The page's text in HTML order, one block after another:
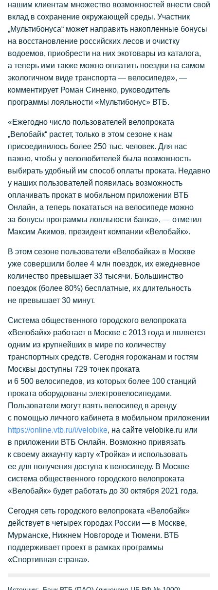
нашим клиентам множество возможностей внести свой
вклад в сохранение окружающей среды. Участник
„Мультибонуса“ может направить накопленные бонусы
на восстановление российских лесов и очистку
водоемов, приобрести на них экотовары из каталога,
а теперь ими также можно оплатить поездки на самом
экологичном виде транспорта — велосипеде», —
комментирует Роман Синенко, руководитель
программы лояльности «Мультибонус» ВТБ.
«Ежегодно число пользователей велопроката
„Велобайк“ растет, только в этом сезоне к нам
присоединилось более 250 тыс. человек. Для нас
важно, чтобы у велолюбителей была возможность
выбирать удобный им способ оплаты проката. Недавно
у наших пользователей появилась возможность
оплачивать прокат в мобильном приложении ВТБ
Онлайн, а теперь покататься на велосипеде можно
за бонусы программы лояльности банка», — отметил
Максим Акимов, президент компании «Велобайк».
В этом сезоне пользователи «Велобайка» в Москве
уже совершили более 4 млн поездок, их ежедневное
количество превышает 33 тысячи. Большинство
поездок (более 80%) бесплатные, их длительность
не превышает 30 минут.
Система общественного городского велопроката
«Велобайк» работает в Москве с 2013 года и является
одним из крупнейших в мире по количеству
транспортных средств. Сегодня горожанам и гостям
Москвы доступны 729 точек проката
и 6 500 велосипедов, из которых более 100 станций
проката оборудованы электровелосипедами.
Пользователи могут взять велосипед в аренду
с помощью личного кабинета в мобильном приложении
https://online.vtb.ru/i/velobike, на сайте velobike.ru или
в приложении ВТБ Онлайн. Возможно привязать
к своему аккаунту карту «Тройка» и использовать
ее для получения доступа к велосипеду. В Москве
система общественного городского велопроката
«Велобайк» будет работать до 30 октября 2021 года.
Сегодня сеть городского велопроката «Велобайк»
действует в четырех городах России — в Москве,
Мурманске, Нижнем Новгороде и Тюмени. ВТБ
поддерживает проект в рамках программы
«Спортивная страна».